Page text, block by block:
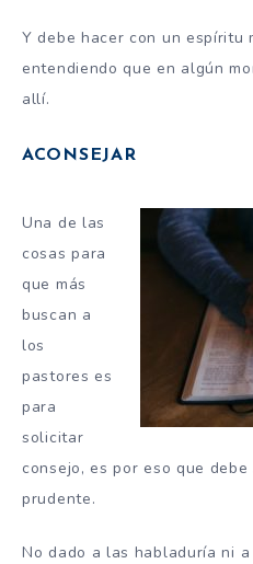
Y debe hacer con un espíritu
entendiendo que en algún
allí.
ACONSEJAR
Una de las
cosas para
que más
buscan a
los
pastores es
para
solicitar
consejo, es por eso que
prudente.
No dado a las habladuría ni